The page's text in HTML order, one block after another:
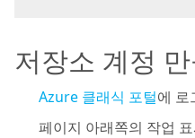
저장소 계정
Azure 클래식 포털에 로
페이지 아래쪽의 작업